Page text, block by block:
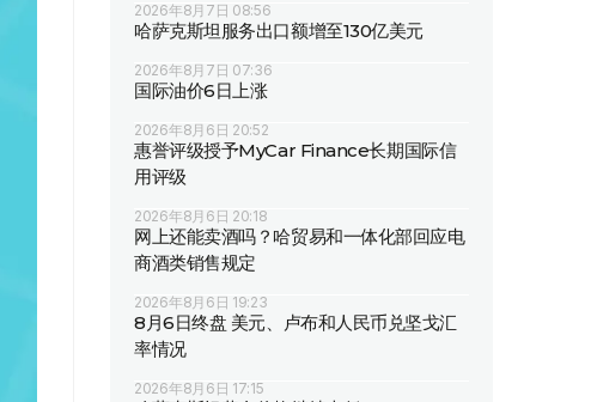
2026年8月7日 08:56
哈萨克斯坦服务出口额增至130亿美元
2026年8月7日 07:36
国际油价6日上涨
2026年8月6日 20:52
惠誉评级授予MyCar Finance长期国际信
用评级
2026年8月6日 20:18
网上还能卖酒吗？哈贸易和一体化部回应电
商酒类销售规定
2026年8月6日 19:23
8月6日终盘 美元、卢布和人民币兑坚戈汇
率情况
2026年8月6日 17:15